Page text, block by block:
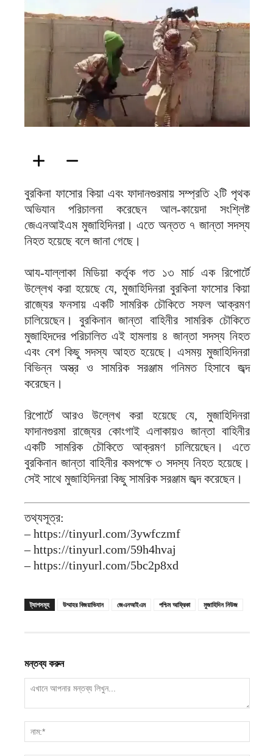
বুরকিনা ফাসোর কিয়া এবং ফাদানগুরমায় সম্প্রতি ২টি পৃথক
অভিযান পরিচালনা করেছেন আল-কায়েদা সংশ্লিষ্ট
জেএনআইএম মুজাহিদিনরা। এতে অন্তত ৭ জান্তা সদস্য
নিহত হয়েছে বলে জানা গেছে।
আয-যাল্লাকা মিডিয়া কর্তৃক গত ১৩ মার্চ এক রিপোর্টে
উল্লেখ করা হয়েছে যে, মুজাহিদিনরা বুরকিনা ফাসোর কিয়া
রাজ্যের ফনসায় একটি সামরিক চৌকিতে সফল আক্রমণ
চালিয়েছেন। বুরকিনান জান্তা বাহিনীর সামরিক চৌকিতে
মুজাহিদদের পরিচালিত এই হামলায় ৪ জান্তা সদস্য নিহত
এবং বেশ কিছু সদস্য আহত হয়েছে। এসময় মুজাহিদিনরা
বিভিন্ন অস্ত্র ও সামরিক সরঞ্জাম গনিমত হিসাবে জব্দ
করেছেন।
রিপোর্টে আরও উল্লেখ করা হয়েছে যে, মুজাহিদিনরা
ফাদানগুরমা রাজ্যের কোংগাই এলাকায়ও জান্তা বাহিনীর
একটি সামরিক চৌকিতে আক্রমণ চালিয়েছেন। এতে
বুরকিনান জান্তা বাহিনীর কমপক্ষে ৩ সদস্য নিহত হয়েছে।
সেই সাথে মুজাহিদিনরা কিছু সামরিক সরঞ্জাম জব্দ করেছেন।
তথ্যসূত্র:
– https://tinyurl.com/3ywfczmf
– https://tinyurl.com/59h4hvaj
– https://tinyurl.com/5bc2p8xd
ট্যাগসমূহ উম্মাহর বিজয়াভিযান জেএনআইএম পশ্চিম আফ্রিকা মুজাহিদিন নিউজ
মন্তব্য করুন